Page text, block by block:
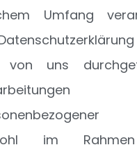
Umfang
von uns
im